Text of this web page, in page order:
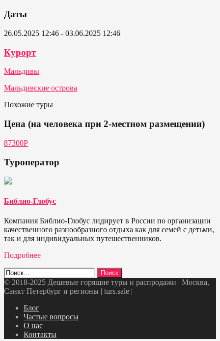
Даты
26.05.2025 12:46 - 03.06.2025 12:46
Курорт
Мальдивы
Мальдивские острова
Похожие туры
Цена (на человека при 2-местном размещении)
87300P
Туроператор
Библио-Глобус
Компания Библио-Глобус лидирует в России по организации
качественного разнообразного отдыха как для семей с детьми,
так и для индивидуальных путешественников.
Подробнее
Найти:
© 2018-2025 Дешевые горящие туры и распродажи | Москва,
Санкт Петербург и регионы | turs.sale |
Блог
Частые вопросы
О нас
Контакты